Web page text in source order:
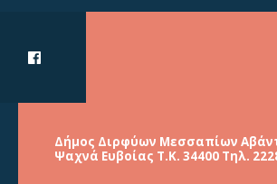
Δήμος Διρφύων Μεσσαπίων
Ψαχνά Ευβοίας Τ.Κ. 34400 Τηλ.